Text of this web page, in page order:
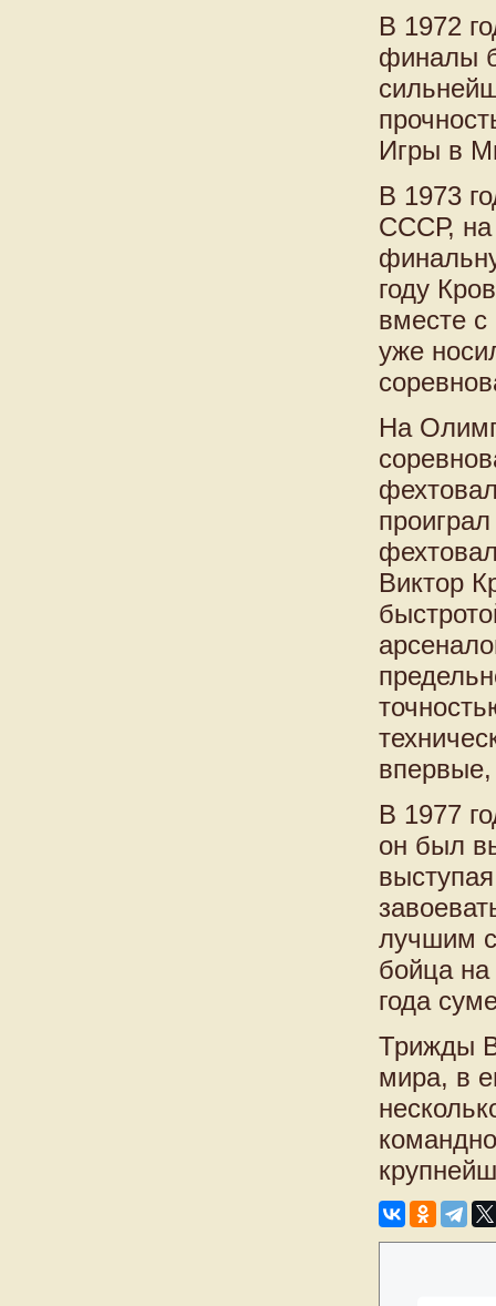
В 1972
финалы
Игры в
В 1973
СССР, на
году
вместе
уже
На
Виктор
В 1977
он был
лучшим
бойца
года
Трижды
мира, в